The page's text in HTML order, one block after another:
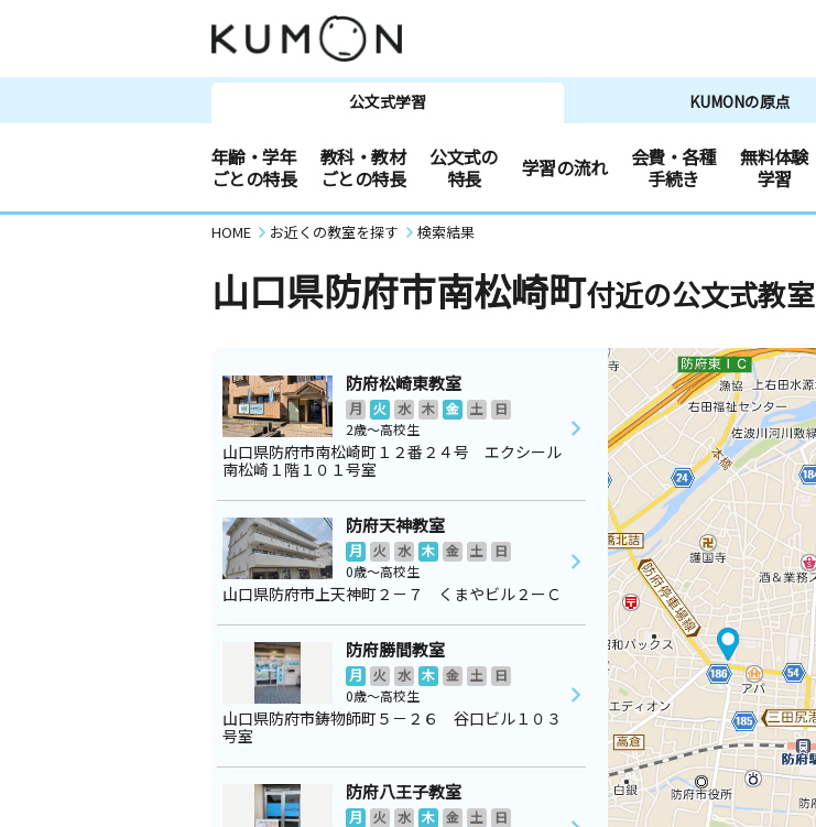
公文式学習 KUMONの原点
年齢・学年
ごとの特長
教科・教材
ごとの特長
公文式の
特長
学習の流れ
会費・各種
手続き
無料体験
学習
HOME お近くの教室を探す 検索結果
山口県防府市南松崎町付近の公文式教室
防府松崎東教室
月 火 水 木 金 土
日
2歳～高校生
山口県防府市南松崎町１２番２４号 エクシール
南松崎１階１０１号室
防府天神教室
月 火 水 木 金 土
日
0歳～高校生
山口県防府市上天神町２－７ くまやビル２ーＣ
防府勝間教室
月 火 水 木 金 土
日
0歳～高校生
山口県防府市鋳物師町５－２６ 谷口ビル１０３
号室
防府八王子教室
月 火 水 木 金 土
日